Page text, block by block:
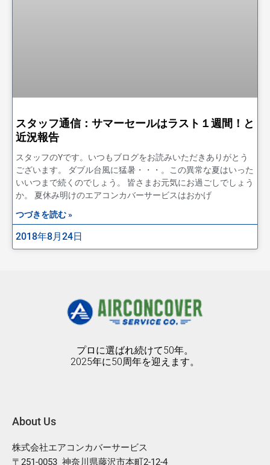
スタッフ通信：サマーセールはラスト１週間！と
近況報告
スタッフのYです。いつもブログをお読みいただきありがとう
ございます。 ダブル台風に猛暑・・・。この異常な夏はいった
いいつまで続くのでしょう。 皆さまお元気にお過ごしでしょう
か。 夏休み明けのエアコンカバーサービスはおかげ
つづきを読む »
2018年8月24日
プロに選ばれ続けて50年。
2025年に50周年を迎えます。
About Us
株式会社エアコンカバーサービス
〒251-0053 神奈川県藤沢市本町2-12-4